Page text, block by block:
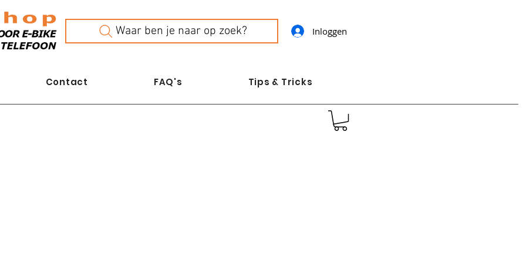
Waar ben je naar op zoek? Inloggen
Contact FAQ's Tips & Tricks